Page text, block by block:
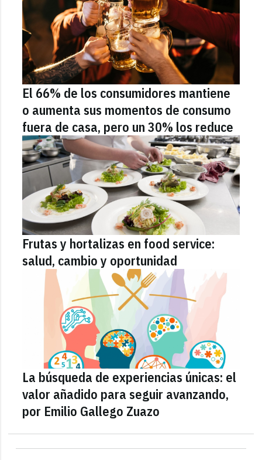
El 66% de los consumidores mantiene
o aumenta sus momentos de consumo
fuera de casa, pero un 30% los reduce
Frutas y hortalizas en food service:
salud, cambio y oportunidad
La búsqueda de experiencias únicas: el
valor añadido para seguir avanzando,
por Emilio Gallego Zuazo